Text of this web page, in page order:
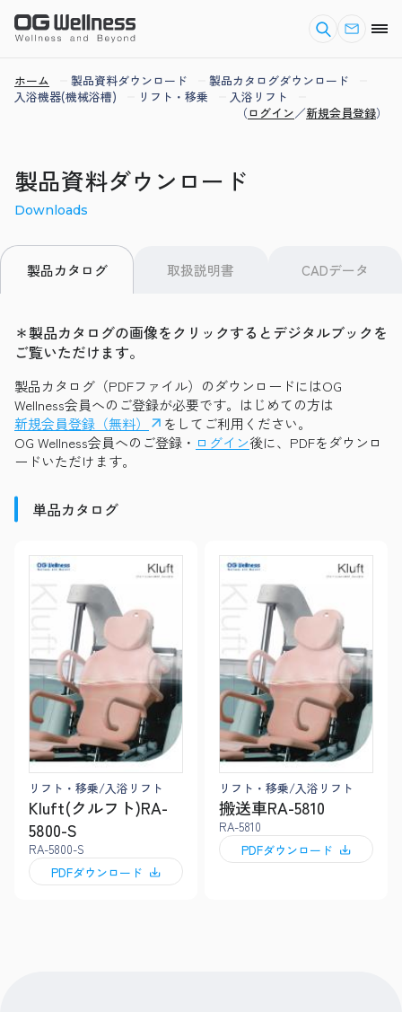
ホーム 製品資料ダウンロード
製品カタログダウンロード
入浴機器(機械浴槽)
リフト・移乗
入浴リフト
（ログイン／新規会員登録）
製品資料ダウンロード
Downloads
製品カタログ 取扱説明書 CADデータ
＊製品カタログの画像をクリックするとデジタルブックを
ご覧いただけます。
製品カタログ（PDFファイル）のダウンロードにはOG
Wellness会員へのご登録が必要です。はじめての方は
新規会員登録（無料）
をしてご利用ください。
OG Wellness会員へのご登録・ ログイン後に、PDFをダウンロ
ードいただけます。
単品カタログ
リフト・移乗/入浴リフト
Kluft(クルフト)RA-
5800-S
RA-5800-S
PDFダウンロード
リフト・移乗/入浴リフト
搬送車RA-5810
RA-5810
PDFダウンロード